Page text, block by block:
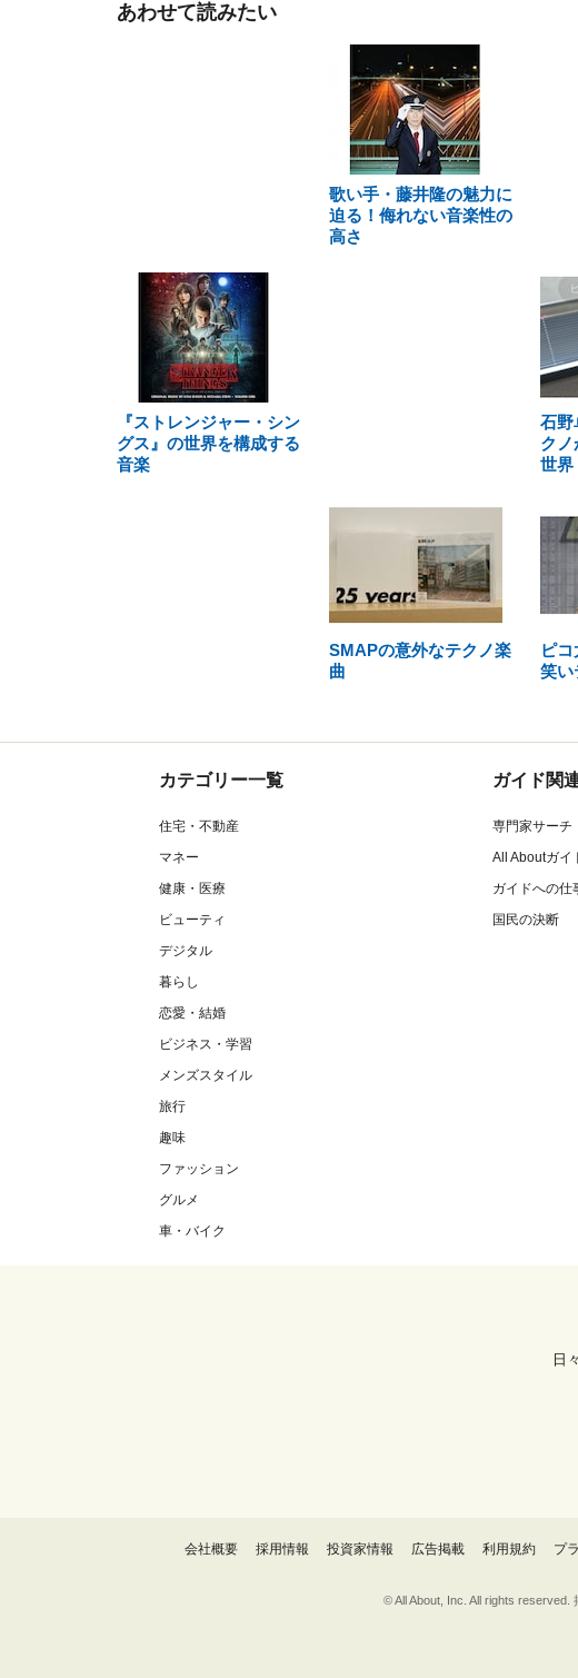
あわせて読みたい
歌い手・藤井隆の魅力に
迫る！侮れない音楽性の
高さ
『ストレンジャー・シン
グス』の世界を構成する
音楽
石
クノ
世界
SMAPの意外なテクノ楽
曲
ピ
笑い
カテゴリー一覧
住宅・不動産
マネー
健康・医療
ビューティ
デジタル
暮らし
恋愛・結婚
ビジネス・学習
メンズスタイル
旅行
趣味
ファッション
グルメ
車・バイク
ガイド関
専門家サーチ
All Aboutガイ
ガイドへの仕
国民の決断
日
会社概要 採用情報 投資家情報 広告掲載 利用規約 プ
© All About, Inc. All rights